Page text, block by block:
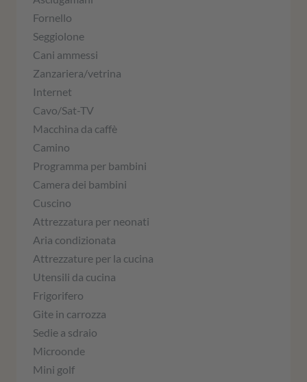
Fornello
Seggiolone
Cani ammessi
Zanzariera/vetrina
Internet
Cavo/Sat-TV
Macchina da caffè
Camino
Programma per bambini
Camera dei bambini
Cuscino
Attrezzatura per neonati
Aria condizionata
Attrezzature per la cucina
Utensili da cucina
Frigorifero
Gite in carrozza
Sedie a sdraio
Microonde
Mini golf